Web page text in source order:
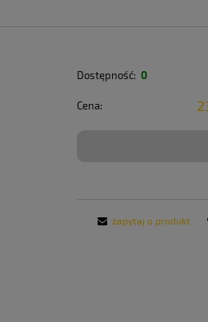
Dostępność: 0
Cena:
zapytaj o produkt